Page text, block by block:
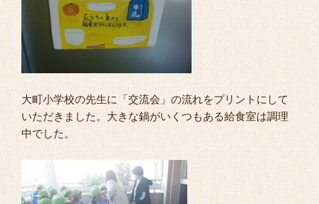
大町小学校の先生に「交流会」の流れをプリントにして
いただきました。大きな鍋がいくつもある給食室は調理
中でした。